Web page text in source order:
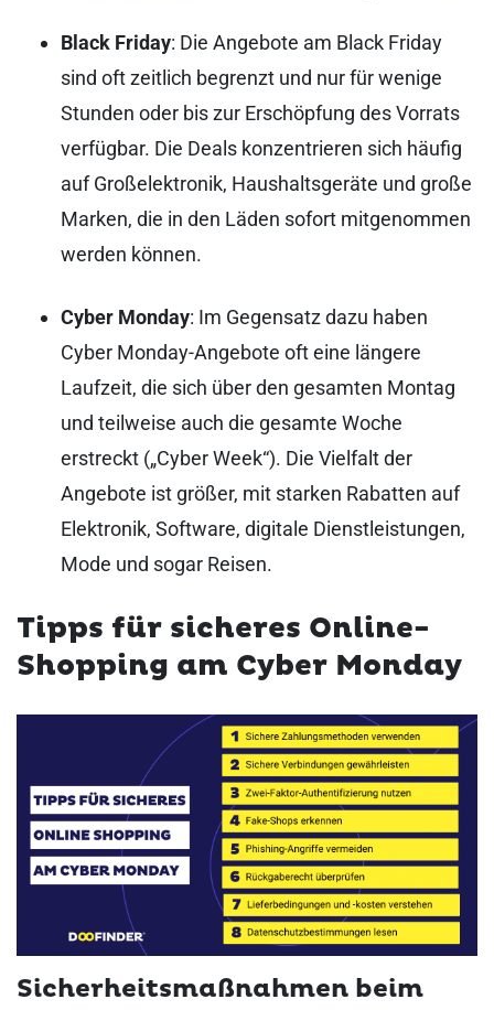
Black Friday: Die Angebote am Black Friday
sind oft zeitlich begrenzt und nur für wenige
Stunden oder bis zur Erschöpfung des Vorrats
verfügbar. Die Deals konzentrieren sich häufig
auf Großelektronik, Haushaltsgeräte und große
Marken, die in den Läden sofort mitgenommen
werden können.
Cyber Monday: Im Gegensatz dazu haben
Cyber Monday-Angebote oft eine längere
Laufzeit, die sich über den gesamten Montag
und teilweise auch die gesamte Woche
erstreckt („Cyber Week“). Die Vielfalt der
Angebote ist größer, mit starken Rabatten auf
Elektronik, Software, digitale Dienstleistungen,
Mode und sogar Reisen.
Tipps für sicheres Online-
Shopping am Cyber Monday
Sicherheitsmaßnahmen beim